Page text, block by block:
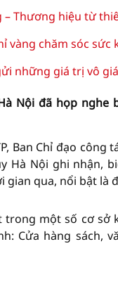
Thương hiệu từ
vàng chăm sóc sức
những giá trị vô
Nội đã họp
Ban Chỉ đạo
Hà Nội ghi nhận,
gian qua, nổi bật
một số cơ
Cửa hàng sách,